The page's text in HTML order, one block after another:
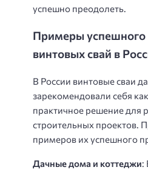
успешно преодолеть.
Примеры успешного
винтовых свай в
В России винтовые сваи
зарекомендовали себя
практичное решение для
строительных проектов.
примеров их успешного
Дачные дома и коттеджи: